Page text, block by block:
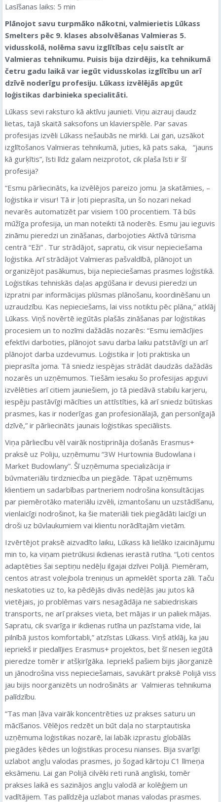
Lasīšanas laiks: 5 min
Plānojot savu turpmāko nākotni, valmierietis Lūkass
Smelters pēc 9. klases absolvēšanas Valmieras 5.
vidusskolā, nolēma savu izglītības ceļu saistīt ar
Valmieras tehnikumu. Puisis bija dzirdējis, ka tehnikumā
četru gadu laikā var iegūt vidusskolas izglītību un arī
dzīvē noderīgu profesiju. Lūkass izvēlējās apgūt
loģistikas darbinieka specialitāti.
Lūkass sevi raksturo kā aktīvu jaunieti. Viņu aizrauj daudz
lietas, tajā skaitā saksofons un klavierspēle. Par savas
profesijas izvēli Lūkass nešaubās ne mirkli. Lai gan, uzsākot
izglītošanos Valmieras tehnikumā, juties, kā pats saka, “jauns
kā gurķītis”, īsti līdz galam neizprotot, cik plaša īsti ir šī
profesija?
“Esmu pārliecināts, ka izvēlējos pareizo jomu. Ja skatāmies, –
loģistika ir visur! Tā ir ļoti pieprasīta, un šo nozari nekad
nevarēs automatizēt par visiem 100 procentiem. Tā būs
mūžīga profesija, un man noteikti tā noderēs. Esmu jau ieguvis
zināmu pieredzi un zināšanas, darbojoties Aktīvā tūrisma
centrā “Eži” . Tur strādājot, sapratu, cik visur nepieciešama
loģistika. Arī strādājot Valmieras pašvaldībā, plānojot un
organizējot pasākumus, bija nepieciešamas prasmes loģistikā.
Loģistikas tehniskās daļas apgūšana ir devusi pieredzi un
izpratni par informācijas plūsmas plānošanu, koordinēšanu un
uzraudzību. Kas nepieciešams, lai viss notiktu pēc plāna,” atklāj
Lūkass. Viņš novērtē iegūtās plašās zināšanas par loģistikas
procesiem un to nozīmi dažādās nozarēs: “Esmu iemācījies
efektīvi darboties, plānojot savu darba laiku patstāvīgi un arī
plānojot darba uzdevumus. Loģistika ir ļoti praktiska un
pieprasīta joma. Tā sniedz iespējas strādāt daudzās dažādās
nozarēs un uzņēmumos. Tiešām iesaku šo profesijas apguvi
izvēlēties arī citiem jauniešiem, jo tā piedāvā stabilu karjeru,
iespēju pastāvīgi mācīties un attīstīties, kā arī sniedz būtiskas
prasmes, kas ir noderīgas gan profesionālajā, gan personīgajā
dzīvē,” ir pārliecināts jaunais loģistikas speciālists.
Viņa pārliecību vēl vairāk nostiprināja došanās Erasmus+
praksē uz Poliju, uzņēmumu “3W Hurtownia Budowlana i
Market Budowlany”. Šī uzņēmuma specializācija ir
būvmateriālu tirdzniecība un piegāde. Tāpat uzņēmums
klientiem un sadarbības partneriem nodrošina konsultācijas
par piemērotāko materiālu izvēli, izmantošanu un uzstādīšanu,
vienlaicīgi nodrošinot, ka šie materiāli tiek piegādāti laicīgi un
droši uz būvlaukumiem vai klientu norādītajām vietām.
Izvērtējot praksē aizvadīto laiku, Lūkass kā lielāko izaicinājumu
min to, ka viņam pietrūkusi ikdienas ierastā rutīna. “Ļoti centos
adaptēties šai septiņu nedēļu ilgajai dzīvei Polijā. Piemēram,
centos atrast volejbola treniņus un apmeklēt sporta zāli. Taču
neskatoties uz to, ka pēdējās divās nedēļās jau jutos kā
vietējais, jo problēmas vairs nesagādāja ne sabiedriskais
transports, ne arī prakses vieta, bet mājas ir un paliek mājas.
Sapratu, cik svarīga ir ikdienas rutīna un pazīstama vide, lai
pilnībā justos komfortabli,” atzīstas Lūkass. Viņš atklāj, ka jau
iepriekš ir piedalījies Erasmus+ projektos, bet šī nesen iegūtā
pieredze tomēr ir atšķirīgāka. Iepriekš pašiem bijis jāorganizē
un jānodrošina viss nepieciešamais, savukārt praksē Polijā viss
jau bijis noorganizēts un nodrošināts ar Valmieras tehnikuma
palīdzību.
“Tas man ļāva vairāk koncentrēties uz prakses saturu un
mācīšanos. Vēlējos redzēt un būt daļa no starptautiska
uzņēmuma loģistikas nozarē, lai labāk izprastu globālās
piegādes ķēdes un loģistikas procesu nianses. Bija svarīgi
uzlabot angļu valodas prasmes, jo šogad kārtoju C1 līmeņa
eksāmenu. Lai gan Polijā cilvēki reti runā angliski, tomēr
prakses laikā es sazinājos angļu valodā ar kolēģiem un
vadītājiem. Tas palīdzēja uzlabot manas valodas prasmes.